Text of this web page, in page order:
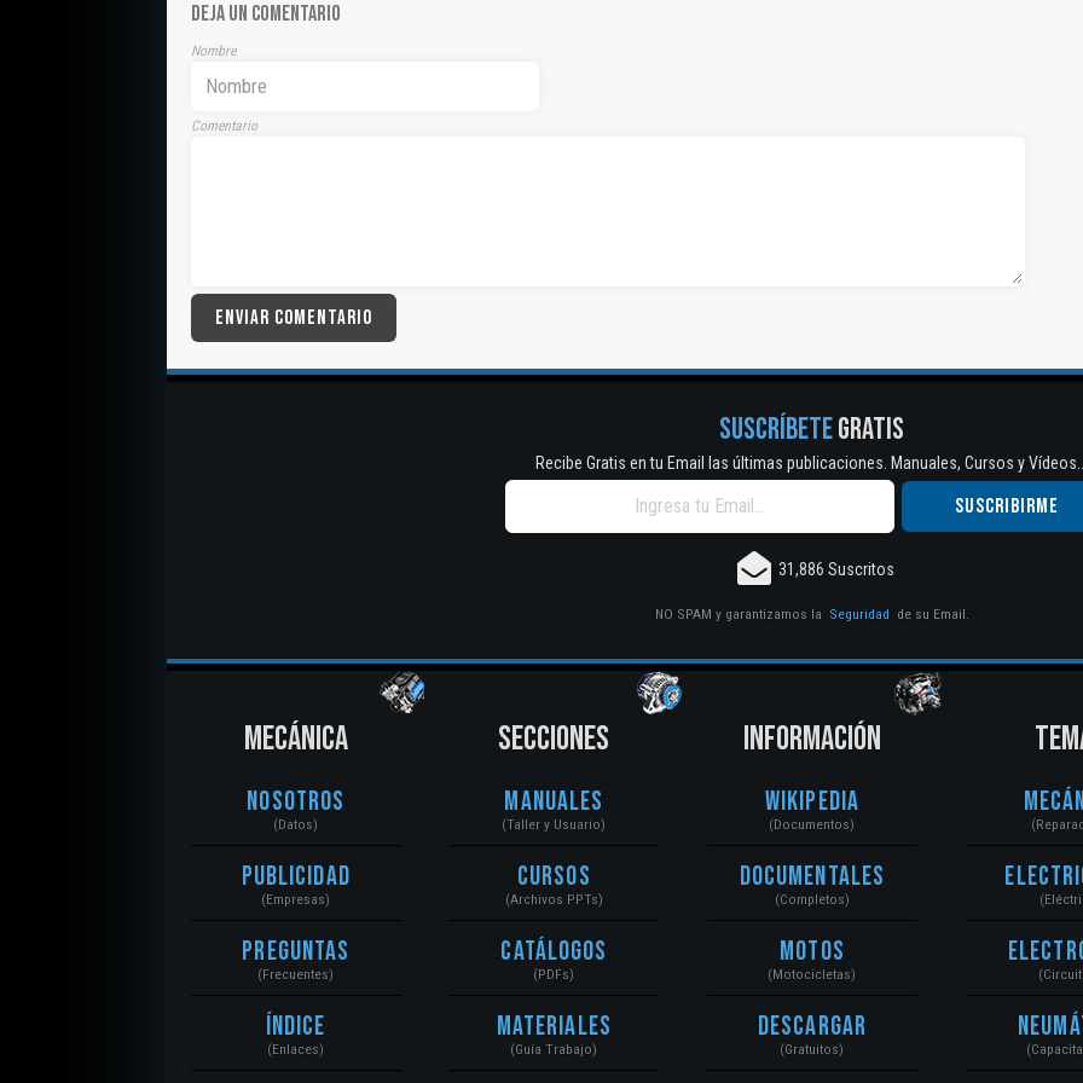
DEJA UN COMENTARIO
Nombre
Comentario
SUSCRÍBETEGRATIS
Recibe Gratis en tu Email las últimas publicaciones. Manuales, Cursos y
31,886 Suscritos
NO SPAM y garantizamos la Seguridad de su Email.
MECÁNICA
Nosotros
(Datos)
Publicidad
(Empresas)
Preguntas
(Frecuentes)
Índice
(Enlaces)
SECCIONES
Manuales
(Taller y Usuario)
Cursos
(Archivos PPTs)
Catálogos
(PDFs)
Materiales
(Guía Trabajo)
INFORMACIÓN
Wikipedia
(Documentos)
Documentales
(Completos)
Motos
(Motocicletas)
Descargar
(Gratuitos)